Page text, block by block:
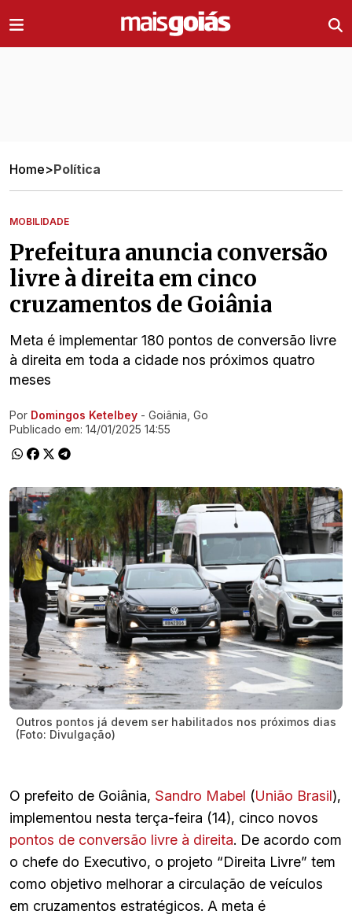
Home>Política
MOBILIDADE
Prefeitura anuncia conversão
livre à direita em cinco
cruzamentos de Goiânia
Meta é implementar 180 pontos de conversão livre
à direita em toda a cidade nos próximos quatro
meses
Ir direto pra matéria
Por Domingos Ketelbey - Goiânia, Go
Publicado em: 14/01/2025 14:55
Outros pontos já devem ser habilitados nos próximos dias
(Foto: Divulgação)
O prefeito de Goiânia, Sandro Mabel (União Brasil),
implementou nesta terça-feira (14), cinco novos
pontos de conversão livre à direita. De acordo com
o chefe do Executivo, o projeto “Direita Livre” tem
como objetivo melhorar a circulação de veículos
em cruzamentos estratégicos. A meta é